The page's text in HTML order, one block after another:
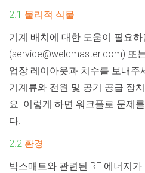
2.1 물리적 식물
기계 배치에 대한 도움이 필요하
(service@weldmaster.com) 또
업장 레이아웃과 치수를 보내주
기계류와 전원 및 공기 공급 장
요. 이렇게 하면 워크플로 문제
다.
2.2 환경
박스매트와 관련된 RF 에너지가